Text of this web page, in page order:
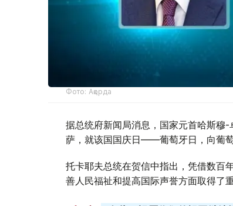
Фото: Ақорда
据总统府新闻局消息，国家元首哈斯穆-
萨，就该国国庆日——葡萄牙日，向葡萄
托卡耶夫总统在贺信中指出，凭借数百
善人民福祉和提高国际声誉方面取得了重